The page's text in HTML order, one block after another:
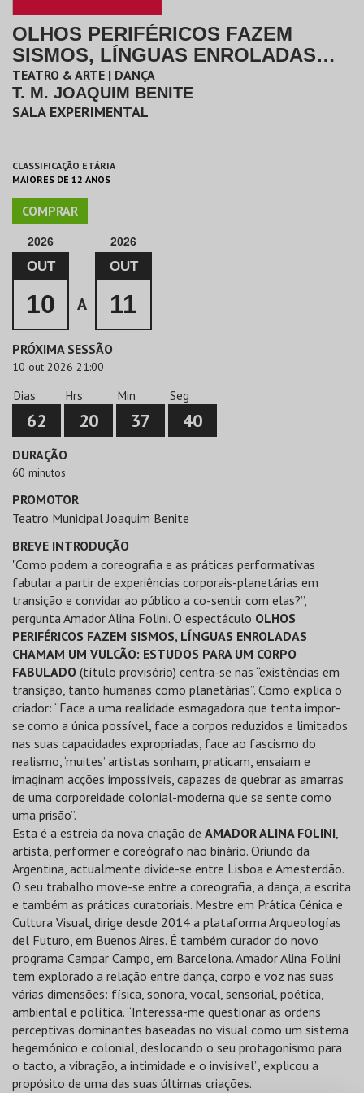
OLHOS PERIFÉRICOS FAZEM
SISMOS, LÍNGUAS ENROLADAS
CHAMAM UM VULCÃO
TEATRO & ARTE | DANÇA
T. M. JOAQUIM BENITE
SALA EXPERIMENTAL
CLASSIFICAÇÃO ETÁRIA
MAIORES DE 12 ANOS
COMPRAR
2026
OUT
10 A
2026
OUT
11
PRÓXIMA SESSÃO
10 out 2026 21:00
Dias
62
Hrs
20
Min
37
Seg
40
DURAÇÃO
60 minutos
PROMOTOR
Teatro Municipal Joaquim Benite
BREVE INTRODUÇÃO
"Como podem a coreografia e as práticas performativas
fabular a partir de experiências corporais-planetárias em
transição e convidar ao público a co-sentir com elas?”,
pergunta Amador Alina Folini. O espectáculo OLHOS
PERIFÉRICOS FAZEM SISMOS, LÍNGUAS ENROLADAS
CHAMAM UM VULCÃO: ESTUDOS PARA UM CORPO
FABULADO (título provisório) centra-se nas “existências em
transição, tanto humanas como planetárias”. Como explica o
criador: “Face a uma realidade esmagadora que tenta impor-
se como a única possível, face a corpos reduzidos e limitados
nas suas capacidades expropriadas, face ao fascismo do
realismo, ‘muites’ artistas sonham, praticam, ensaiam e
imaginam acções impossíveis, capazes de quebrar as amarras
de uma corporeidade colonial-moderna que se sente como
uma prisão”.
Esta é a estreia da nova criação de AMADOR ALINA FOLINI,
artista, performer e coreógrafo não binário. Oriundo da
Argentina, actualmente divide-se entre Lisboa e Amesterdão.
O seu trabalho move-se entre a coreografia, a dança, a escrita
e também as práticas curatoriais. Mestre em Prática Cénica e
Cultura Visual, dirige desde 2014 a plataforma Arqueologías
del Futuro, em Buenos Aires. É também curador do novo
programa Campar Campo, em Barcelona. Amador Alina Folini
tem explorado a relação entre dança, corpo e voz nas suas
várias dimensões: física, sonora, vocal, sensorial, poética,
ambiental e política. “Interessa-me questionar as ordens
perceptivas dominantes baseadas no visual como um sistema
hegemónico e colonial, deslocando o seu protagonismo para
o tacto, a vibração, a intimidade e o invisível”, explicou a
propósito de uma das suas últimas criações.